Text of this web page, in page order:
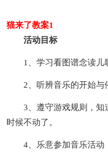
猫来了教案1
活动目标
1、学习看图谱念读儿
2、听辨音乐的开始与
3、遵守游戏规则，知
时候不动了。
4、乐意参加音乐活动